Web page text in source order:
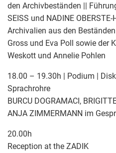
den Archivbeständen ||
SEISS und NADINE
Archivalien aus den
Gross und Eva Poll sowie der
Weskott und Annelie Pohlen
18.00 – 19.30h | Podium |
Sprachrohre
BURCU DOGRAMACI,
ANJA ZIMMERMANN im
20.00h
Reception at the ZADIK